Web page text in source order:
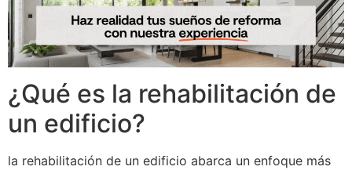
¿Qué es la rehabilitación de
un edificio?
la rehabilitación de un edificio abarca un enfoque más